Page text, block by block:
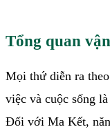
Tổng quan
Mọi thứ diễn ra
việc và cuộc sống
Đối với Ma Kết,